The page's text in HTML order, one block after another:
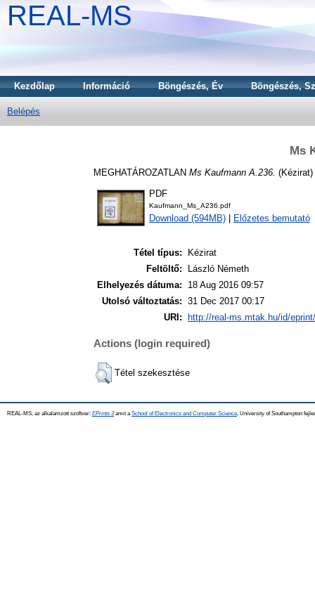
REAL-MS
Kezdőlap Információ Böngészés, Év Böngészés,
Belépés
Ms
MEGHATÁROZATLAN Ms Kaufmann A.236. (Kézirat)
PDF
Kaufmann_Ms_A236.pdf
Download (594MB) Előzetes bemutató
Tétel típus:
Kézirat
Feltöltő:
László Németh
Elhelyezés dátuma:
18 Aug 2016 09:57
Utolsó változtatás: 31 Dec 2017 00:17
URI:
http://real-ms.mtak.hu/id/
Actions (login required)
Tétel szekesztése
REAL-MS, az alkalamzott szoftver: EPrints 3amit a School of Electronics and Computer Science , University of Southampton